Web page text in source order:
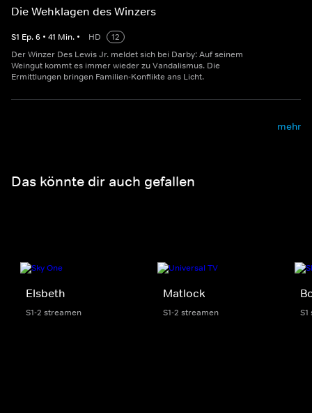
Die Wehklagen des Winzers
S1 Ep.6 • 41 Min. • HD
12
Der Winzer Des Lewis Jr. meldet sich bei Darby: Auf seinem
Weingut kommt es immer wieder zu Vandalismus. Die
Ermittlungen bringen Familien-Konflikte ans Licht.
mehr
Das könnte dir auch gefallen
Elsbeth
S1-2 streamen
Matlock
S1-2 streamen